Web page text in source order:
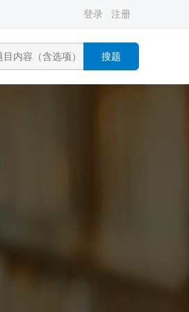
登录 注册
搜题